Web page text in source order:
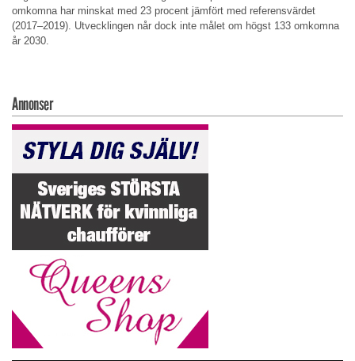
omkomna har minskat med 23 procent jämfört med referensvärdet
(2017–2019). Utvecklingen når dock inte målet om högst 133 omkomna
år 2030.
Annonser